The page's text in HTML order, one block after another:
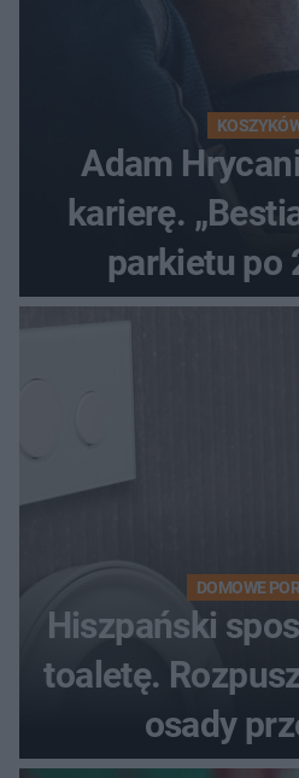
Adam
karierę.
parkietu po
DOMOWE
Hiszpański
toaletę.
osady